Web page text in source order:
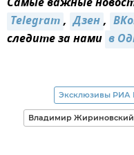
Telegram, Дзен,
следите за нами в
Эксклюзивы РИА
Владимир Жириновский